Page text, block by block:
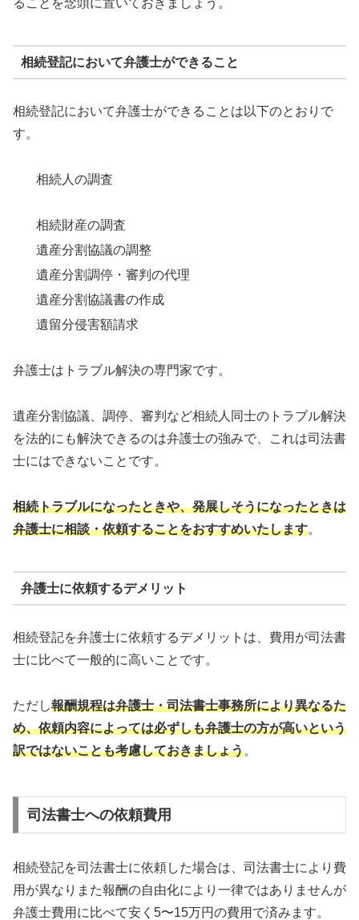
相続登記において弁護士ができること
相続登記において弁護士ができることは以下のとおりで
す。
相続人の調査
相続財産の調査
遺産分割協議の調整
遺産分割調停・審判の代理
遺産分割協議書の作成
遺留分侵害額請求
弁護士はトラブル解決の専門家です。
遺産分割協議、調停、審判など相続人同士のトラブル解決
を法的にも解決できるのは弁護士の強みで、これは司法書
士にはできないことです。
相続トラブルになったときや、発展しそうになったときは
弁護士に相談・依頼することをおすすめいたします。
弁護士に依頼するデメリット
相続登記を弁護士に依頼するデメリットは、費用が司法書
士に比べて一般的に高いことです。
ただし報酬規程は弁護士・司法書士事務所により異なるた
め、依頼内容によっては必ずしも弁護士の方が高いという
訳ではないことも考慮しておきましょう。
司法書士への依頼費用
相続登記を司法書士に依頼した場合は、司法書士により費
用が異なりまた報酬の自由化により一律ではありませんが
弁護士費用に比べて安く5〜15万円の費用で済みます。